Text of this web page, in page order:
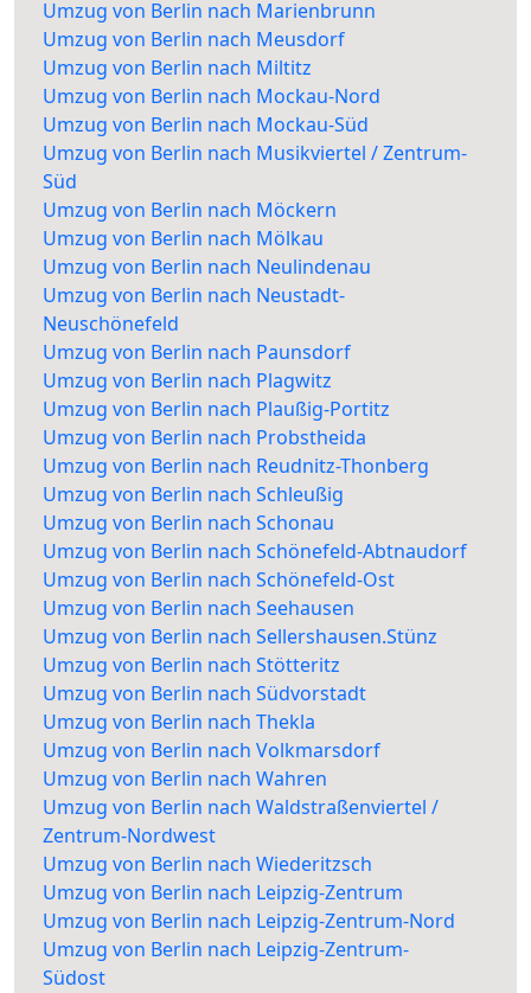
Umzug von Berlin nach Marienbrunn
Umzug von Berlin nach Meusdorf
Umzug von Berlin nach Miltitz
Umzug von Berlin nach Mockau-Nord
Umzug von Berlin nach Mockau-Süd
Umzug von Berlin nach Musikviertel / Zentrum-
Süd
Umzug von Berlin nach Möckern
Umzug von Berlin nach Mölkau
Umzug von Berlin nach Neulindenau
Umzug von Berlin nach Neustadt-
Neuschönefeld
Umzug von Berlin nach Paunsdorf
Umzug von Berlin nach Plagwitz
Umzug von Berlin nach Plaußig-Portitz
Umzug von Berlin nach Probstheida
Umzug von Berlin nach Reudnitz-Thonberg
Umzug von Berlin nach Schleußig
Umzug von Berlin nach Schonau
Umzug von Berlin nach Schönefeld-Abtnaudorf
Umzug von Berlin nach Schönefeld-Ost
Umzug von Berlin nach Seehausen
Umzug von Berlin nach Sellershausen.Stünz
Umzug von Berlin nach Stötteritz
Umzug von Berlin nach Südvorstadt
Umzug von Berlin nach Thekla
Umzug von Berlin nach Volkmarsdorf
Umzug von Berlin nach Wahren
Umzug von Berlin nach Waldstraßenviertel /
Zentrum-Nordwest
Umzug von Berlin nach Wiederitzsch
Umzug von Berlin nach Leipzig-Zentrum
Umzug von Berlin nach Leipzig-Zentrum-Nord
Umzug von Berlin nach Leipzig-Zentrum-
Südost